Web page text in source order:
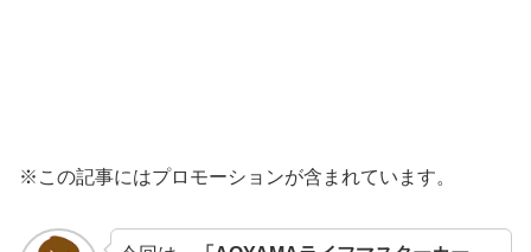
※この記事にはプロモーションが含まれています。